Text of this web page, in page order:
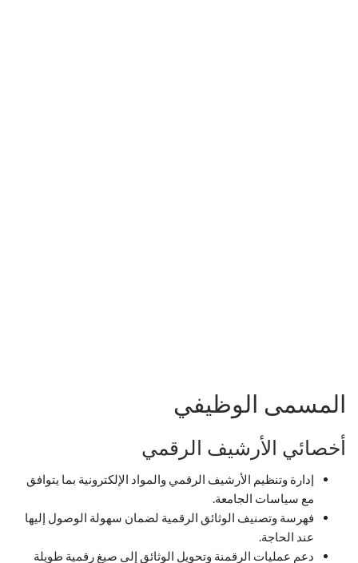
المسمى الوظيفي
أخصائي الأرشيف الرقمي
إدارة وتنظيم الأرشيف الرقمي والمواد الإلكترونية بما يتوافق
مع سياسات الجامعة.
فهرسة وتصنيف الوثائق الرقمية لضمان سهولة الوصول إليها
عند الحاجة.
دعم عمليات الرقمنة وتحويل الوثائق إلى صيغ رقمية طويلة